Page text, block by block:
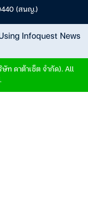
(สนญ.)
Infoquest News
ท ดาต้าเซ็ต จำกัด). All